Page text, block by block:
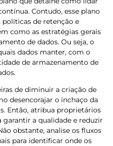
Contudo, esse plano
de retenção e
como as estratégias gerais
de dados. Ou seja, o
dados manter, com o
de armazenamento de
de diminuir a criação de
desencorajar o inchaço da
Então, atribua proprietários
garantir a qualidade e reduzir
obstante, analise os fluxos
para identificar onde os